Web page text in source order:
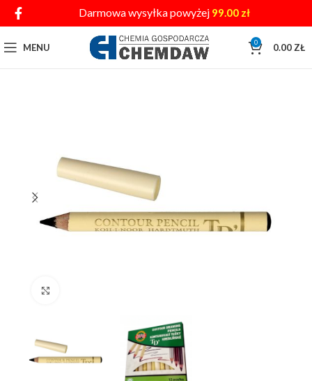
Darmowa wysyłka powyżej 99.00 zł
MENU 0 0.00 ZŁ